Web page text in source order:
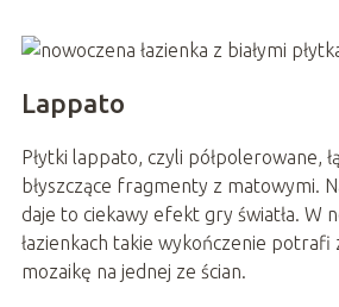
Lappato
Płytki lappato, czyli półpolerowane,
błyszczące fragmenty z matowymi.
daje to ciekawy efekt gry światła. W
łazienkach takie wykończenie potrafi
mozaikę na jednej ze ścian.